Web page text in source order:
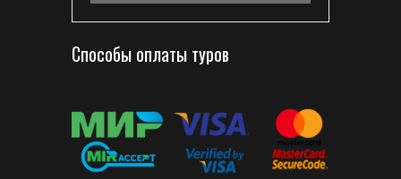
Способы оплаты туров